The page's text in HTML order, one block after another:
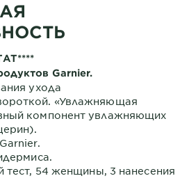
Garnier.
ухода
«Увлажняющая
компонент увлажняющих
тест, 54 женщины, 3 нанесения